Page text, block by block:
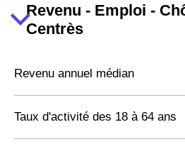
Revenu - Emploi -
Centrès
Revenu annuel médian
Taux d'activité des 18 à 64 ans